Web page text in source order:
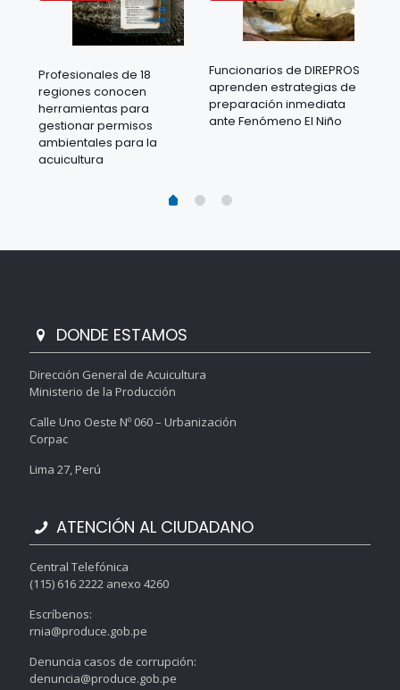
Profesionales de 18
regiones conocen
herramientas para
gestionar permisos
ambientales para la
acuicultura
Funcionarios de DIREPROS
aprenden estrategias de
preparación inmediata
ante Fenómeno El Niño
DONDE ESTAMOS
Dirección General de Acuicultura
Ministerio de la Producción
Calle Uno Oeste Nº 060 – Urbanización
Corpac
Lima 27, Perú
ATENCIÓN AL CIUDADANO
Central Telefónica
(115) 616 2222 anexo 4260
Escríbenos:
rnia@produce.gob.pe
Denuncia casos de corrupción:
denuncia@produce.gob.pe